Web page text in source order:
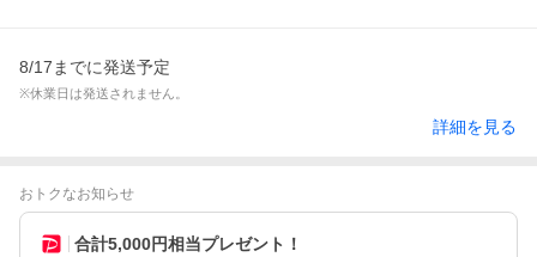
8/17までに発送予定
※休業日は発送されません。
詳細を見る
おトクなお知らせ
合計5,000円相当プレゼント！